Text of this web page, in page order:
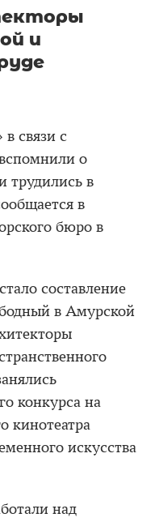
и
связи с
о
трудились в
в
бюро в
составление
в Амурской
конкурса на
кинотеатра
искусства
над